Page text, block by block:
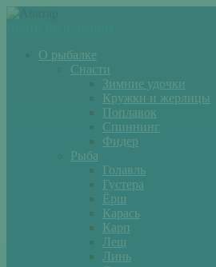
О рыбалке
Снасти
Зимние удочки
Кружки и жерлицы
Поплавок
Спиннинг
Фидер
Рыба
Голавль
Густера
Ёрш
Карась
Карп
Лещ
Линь